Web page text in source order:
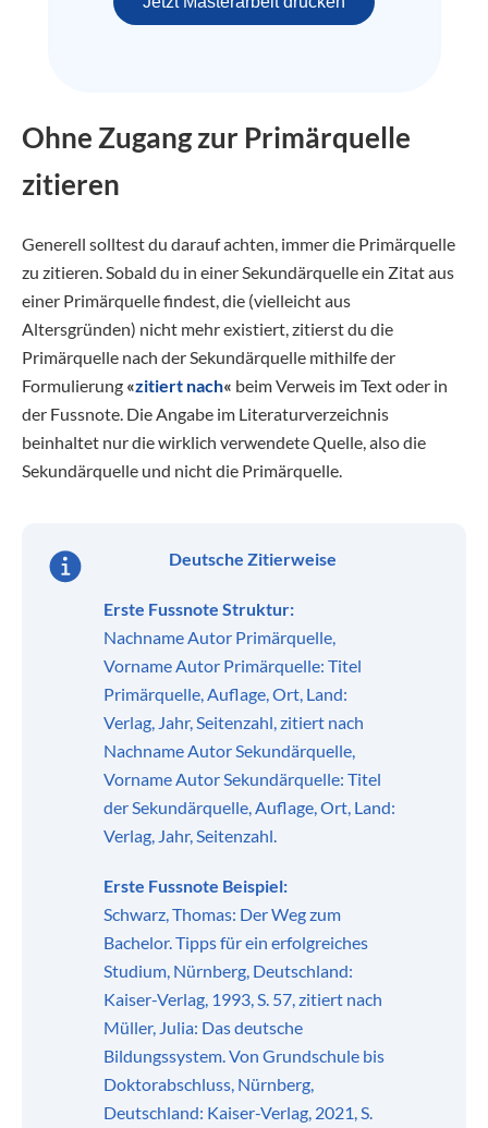
Ohne Zugang zur Primärquelle
zitieren
Generell solltest du darauf achten, immer die Primärquelle
zu zitieren. Sobald du in einer Sekundärquelle ein Zitat aus
einer Primärquelle findest, die (vielleicht aus
Altersgründen) nicht mehr existiert, zitierst du die
Primärquelle nach der Sekundärquelle mithilfe der
Formulierung «zitiert nach« beim Verweis im Text oder in
der Fussnote. Die Angabe im Literaturverzeichnis
beinhaltet nur die wirklich verwendete Quelle, also die
Sekundärquelle und nicht die Primärquelle.
Deutsche Zitierweise
Erste Fussnote Struktur:
Nachname Autor Primärquelle,
Vorname Autor Primärquelle: Titel
Primärquelle, Auflage, Ort, Land:
Verlag, Jahr, Seitenzahl, zitiert nach
Nachname Autor Sekundärquelle,
Vorname Autor Sekundärquelle: Titel
der Sekundärquelle, Auflage, Ort, Land:
Verlag, Jahr, Seitenzahl.
Erste Fussnote Beispiel:
Schwarz, Thomas: Der Weg zum
Bachelor. Tipps für ein erfolgreiches
Studium, Nürnberg, Deutschland:
Kaiser-Verlag, 1993, S. 57, zitiert nach
Müller, Julia: Das deutsche
Bildungssystem. Von Grundschule bis
Doktorabschluss, Nürnberg,
Deutschland: Kaiser-Verlag, 2021, S.